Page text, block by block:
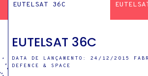
EUTELSAT 36C
EUTELSAT 36C
DATA DE LANÇAMENTO: 24/12/2015
DEFENCE & SPACE